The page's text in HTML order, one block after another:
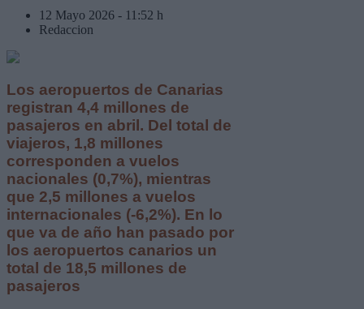
12 Mayo 2026 - 11:52 h
Redaccion
Los aeropuertos de Canarias
registran 4,4 millones de
pasajeros en abril. Del total de
viajeros, 1,8 millones
corresponden a vuelos
nacionales (0,7%), mientras
que 2,5 millones a vuelos
internacionales (-6,2%). En lo
que va de año han pasado por
los aeropuertos canarios un
total de 18,5 millones de
pasajeros